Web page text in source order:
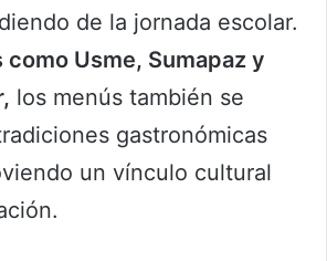
de la jornada escolar.
como Usme, Sumapaz y
los menús también se
gastronómicas
un vínculo cultural